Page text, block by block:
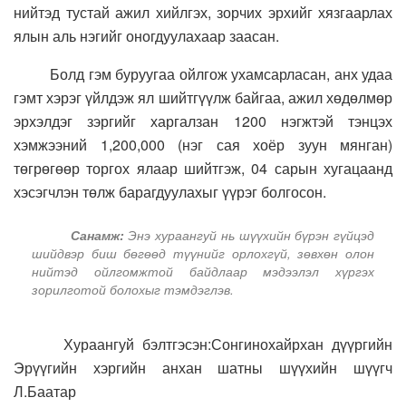
нийтэд тустай ажил хийлгэх, зорчих эрхийг хязгаарлах
ялын аль нэгийг оногдуулахаар заасан.
Болд гэм буруугаа ойлгож ухамсарласан, анх удаа
гэмт хэрэг үйлдэж ял шийтгүүлж байгаа, ажил хөдөлмөр
эрхэлдэг зэргийг харгалзан 1200 нэгжтэй тэнцэх
хэмжээний 1,200,000 (нэг сая хоёр зуун мянган)
төгрөгөөр торгох ялаар шийтгэж, 04 сарын хугацаанд
хэсэгчлэн төлж барагдуулахыг үүрэг болгосон.
Санамж:Энэ хураангуй нь шүүхийн бүрэн гүйцэд
шийдвэр биш бөгөөд түүнийг орлохгүй, зөвхөн олон
нийтэд ойлгомжтой байдлаар мэдээлэл хүргэх
зорилготой болохыг тэмдэглэв.
Хураангуй бэлтгэсэн:Сонгинохайрхан дүүргийн
Эрүүгийн хэргийн анхан шатны шүүхийн шүүгч
Л.Баатар